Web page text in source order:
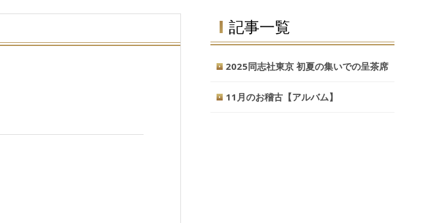
記事一覧
2025同志社東京 初夏の集いでの呈茶席
11月のお稽古【アルバム】